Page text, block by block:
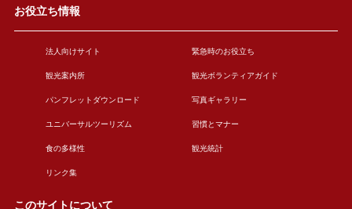
お役立ち情報
法人向けサイト 緊急時のお役立ち
観光案内所 観光ボランティアガイド
パンフレットダウンロード 写真ギャラリー
ユニバーサルツーリズム 習慣とマナー
食の多様性 観光統計
リンク集
このサイトについて